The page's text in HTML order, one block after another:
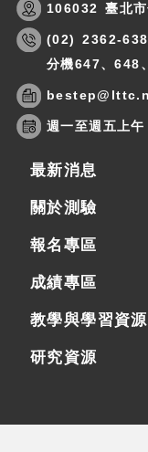
106032 臺北
(02) 2362-
分機647、648
週一至週五上
最新消息
關於測驗
報名專區
成績專區
教學與學習資源
研究資源